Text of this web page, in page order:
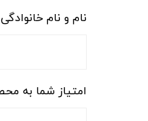
نام و نام خانوادگی
امتیاز شما به